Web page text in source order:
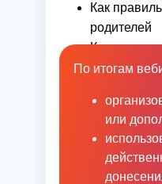
Как
родителей
Какие
репетитору
По итогам
или